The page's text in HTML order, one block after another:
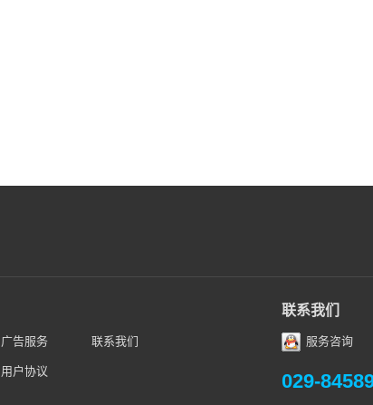
广告服务 联系我们
用户协议
联系我们
服务咨询
029-